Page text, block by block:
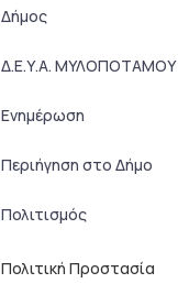
Δήμος
Δ.Ε.Υ.Α. ΜΥΛΟΠΟΤΑΜΟΥ
Ενημέρωση
Περιήγηση στο Δήμο
Πολιτισμός
Πολιτική Προστασία